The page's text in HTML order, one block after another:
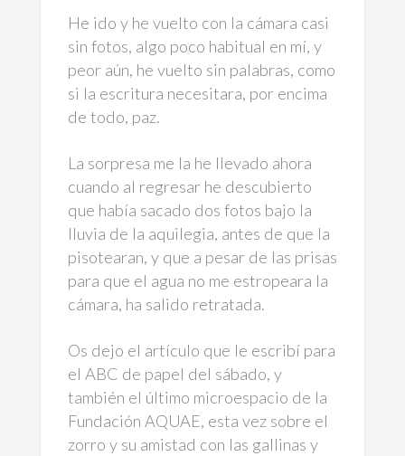
He ido y he vuelto con la cámara casi
sin fotos, algo poco habitual en mí, y
peor aún, he vuelto sin palabras, como
si la escritura necesitara, por encima
de todo, paz.
La sorpresa me la he llevado ahora
cuando al regresar he descubierto
que había sacado dos fotos bajo la
lluvia de la aquilegia, antes de que la
pisotearan, y que a pesar de las prisas
para que el agua no me estropeara la
cámara, ha salido retratada.
Os dejo el artículo que le escribí para
el ABC de papel del sábado, y
también el último microespacio de la
Fundación AQUAE, esta vez sobre el
zorro y su amistad con las gallinas y